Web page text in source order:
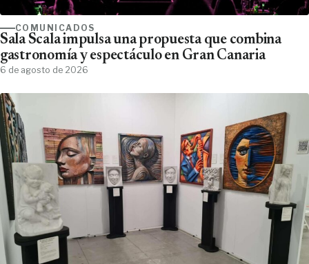
COMUNICADOS
Sala Scala impulsa una propuesta que combina
gastronomía y espectáculo en Gran Canaria
6 de agosto de 2026